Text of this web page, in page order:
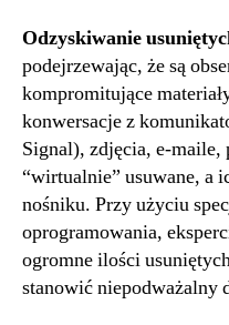
Odzyskiwanie
podejrzewając, że są
kompromitujące
konwersacje z
Signal), zdjęcia, e-maile,
“wirtualnie” usuwane, a
nośniku. Przy użyciu
oprogramowania,
ogromne ilości
stanowić niepodważalny